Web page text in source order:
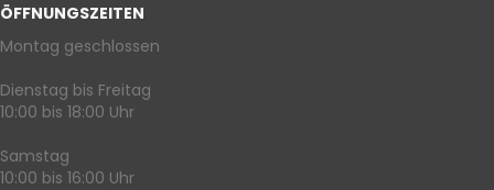
ÖFFNUNGSZEITEN
Montag geschlossen
Dienstag bis Freitag
10:00 bis 18:00 Uhr
Samstag
10:00 bis 16:00 Uhr